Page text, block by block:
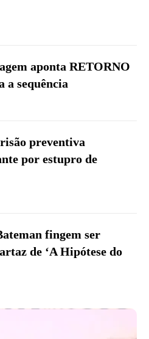
aponta RETORNO
a sequência
preventiva
por estupro de
fingem ser
de ‘A Hipótese do